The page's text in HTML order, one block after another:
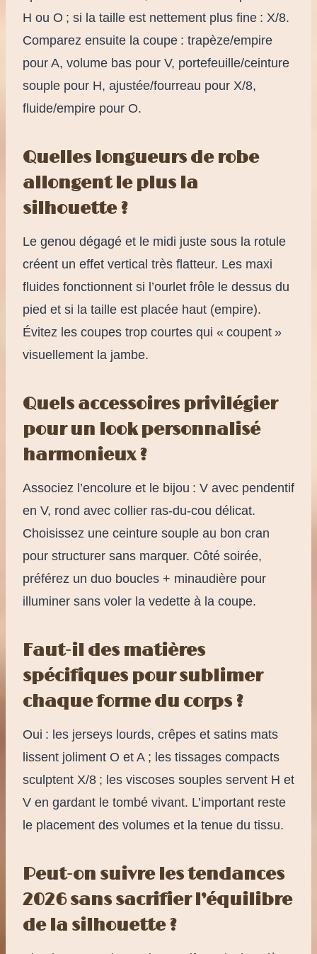
H ou O ; si la taille est nettement plus fine : X/8.
Comparez ensuite la coupe : trapèze/empire
pour A, volume bas pour V, portefeuille/ceinture
souple pour H, ajustée/fourreau pour X/8,
fluide/empire pour O.
Quelles longueurs de robe
allongent le plus la
silhouette ?
Le genou dégagé et le midi juste sous la rotule
créent un effet vertical très flatteur. Les maxi
fluides fonctionnent si l’ourlet frôle le dessus du
pied et si la taille est placée haut (empire).
Évitez les coupes trop courtes qui « coupent »
visuellement la jambe.
Quels accessoires privilégier
pour un look personnalisé
harmonieux ?
Associez l’encolure et le bijou : V avec pendentif
en V, rond avec collier ras-du-cou délicat.
Choisissez une ceinture souple au bon cran
pour structurer sans marquer. Côté soirée,
préférez un duo boucles + minaudière pour
illuminer sans voler la vedette à la coupe.
Faut-il des matières
spécifiques pour sublimer
chaque forme du corps ?
Oui : les jerseys lourds, crêpes et satins mats
lissent joliment O et A ; les tissages compacts
sculptent X/8 ; les viscoses souples servent H et
V en gardant le tombé vivant. L’important reste
le placement des volumes et la tenue du tissu.
Peut-on suivre les tendances
2026 sans sacrifier l’équilibre
de la silhouette ?